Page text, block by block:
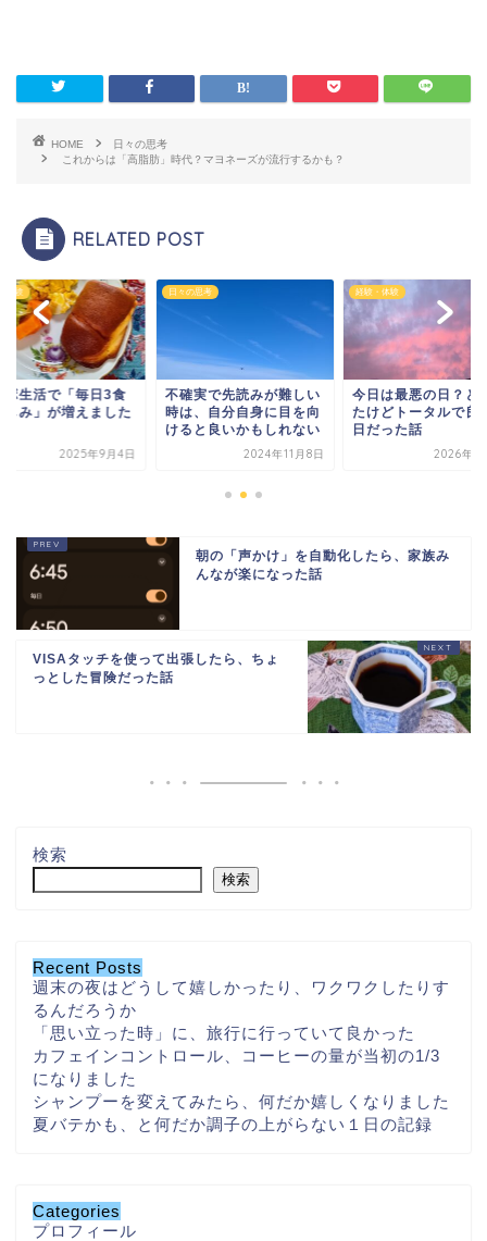
HOME
日々の思考
これからは「高脂肪」時代？マヨネーズが流行するかも？
RELATED POST
思考
実で先読みが難しい
、自分自身に目を向
2024年11月8日
経験・体験
今日は最悪の日？と思っ
たけどトータルで良い１
日だった話
2026年6月2日
経験・体験
ロカボ生活で「毎日
の楽しみ」が増えま
2025年9
朝の「声かけ」を自動化したら、家族み
んなが楽になった話
VISAタッチを使って出張したら、ちょ
っとした冒険だった話
検索
検索
Recent Posts
週末の夜はどうして嬉しかったり、ワクワクしたりす
るんだろうか
「思い立った時」に、旅行に行っていて良かった
カフェインコントロール、コーヒーの量が当初の1/3
になりました
シャンプーを変えてみたら、何だか嬉しくなりました
夏バテかも、と何だか調子の上がらない１日の記録
Categories
プロフィール